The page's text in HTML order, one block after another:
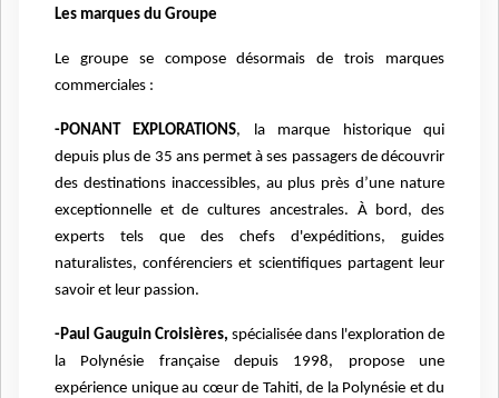
Les marques du Groupe
Le groupe se compose désormais de trois marques
commerciales :
-PONANT EXPLORATIONS, la marque historique qui
depuis plus de 35 ans permet à ses passagers de découvrir
des destinations inaccessibles, au plus près d’une nature
exceptionnelle et de cultures ancestrales. À bord, des
experts tels que des chefs d'expéditions, guides
naturalistes, conférenciers et scientifiques partagent leur
savoir et leur passion.
-Paul Gauguin Croisières, spécialisée dans l'exploration de
la Polynésie française depuis 1998, propose une
expérience unique au cœur de Tahiti, de la Polynésie et du